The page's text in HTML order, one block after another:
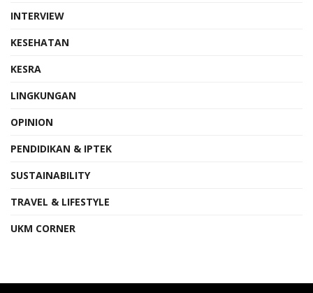
INTERVIEW
KESEHATAN
KESRA
LINGKUNGAN
OPINION
PENDIDIKAN & IPTEK
SUSTAINABILITY
TRAVEL & LIFESTYLE
UKM CORNER